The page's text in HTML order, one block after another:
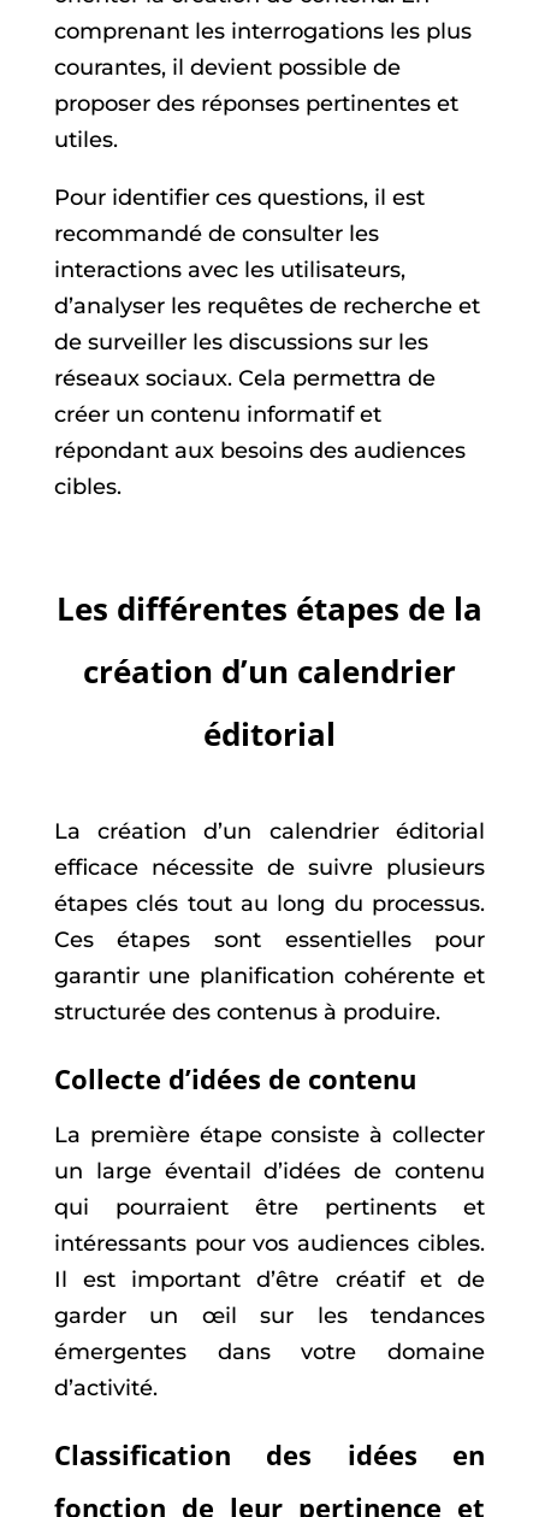
comprenant les interrogations les plus
courantes, il devient possible de
proposer des réponses pertinentes et
utiles.
Pour identifier ces questions, il est
recommandé de consulter les
interactions avec les utilisateurs,
d’analyser les requêtes de recherche et
de surveiller les discussions sur les
réseaux sociaux. Cela permettra de
créer un contenu informatif et
répondant aux besoins des audiences
cibles.
Les différentes étapes de la
création d’un calendrier
éditorial
La création d’un calendrier éditorial
efficace nécessite de suivre plusieurs
étapes clés tout au long du processus.
Ces étapes sont essentielles pour
garantir une planification cohérente et
structurée des contenus à produire.
Collecte d’idées de contenu
La première étape consiste à collecter
un large éventail d’idées de contenu
qui pourraient être pertinents et
intéressants pour vos audiences cibles.
Il est important d’être créatif et de
garder un œil sur les tendances
émergentes dans votre domaine
d’activité.
Classification des idées en
fonction de leur pertinence et